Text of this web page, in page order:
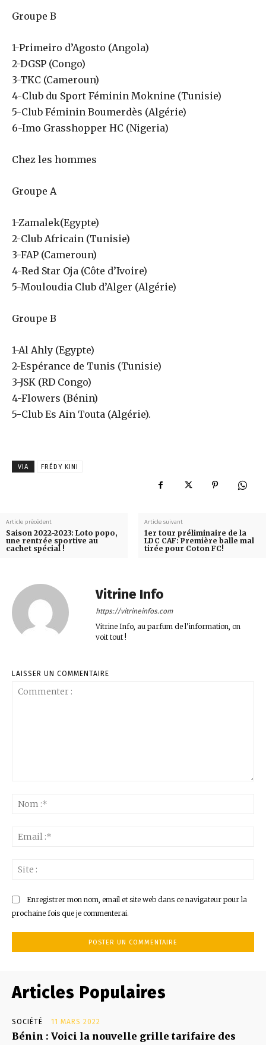
Groupe B
1-Primeiro d’Agosto (Angola)
2-DGSP (Congo)
3-TKC (Cameroun)
4-Club du Sport Féminin Moknine (Tunisie)
5-Club Féminin Boumerdès (Algérie)
6-Imo Grasshopper HC (Nigeria)
Chez les hommes
Groupe A
1-Zamalek(Egypte)
2-Club Africain (Tunisie)
3-FAP (Cameroun)
4-Red Star Oja (Côte d’Ivoire)
5-Mouloudia Club d’Alger (Algérie)
Groupe B
1-Al Ahly (Egypte)
2-Espérance de Tunis (Tunisie)
3-JSK (RD Congo)
4-Flowers (Bénin)
5-Club Es Ain Touta (Algérie).
VIA FRÉDY KINI
Article précédent
Saison 2022-2023: Loto popo,
une rentrée sportive au
cachet spécial !
Article suivant
1er tour préliminaire de la
LDC CAF: Première balle mal
tirée pour Coton FC!
Vitrine Info
https://vitrineinfos.com
Vitrine Info, au parfum de l'information, on
voit tout !
LAISSER UN COMMENTAIRE
Enregistrer mon nom, email et site web dans ce navigateur pour la
prochaine fois que je commenterai.
Articles Populaires
SOCIÉTÉ 11 MARS 2022
Bénin : Voici la nouvelle grille tarifaire des